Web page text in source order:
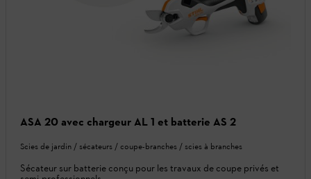
ASA 20 avec chargeur AL 1 et batterie AS 2
Scies de jardin / sécateurs / coupe-branches / scies à branches
Sécateur sur batterie conçu pour les travaux de coupe privés et